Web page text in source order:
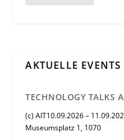
AKTUELLE EVENTS
TECHNOLOGY TALKS
(c) AIT10.09.2026 –
Museumsplatz 1, 1070